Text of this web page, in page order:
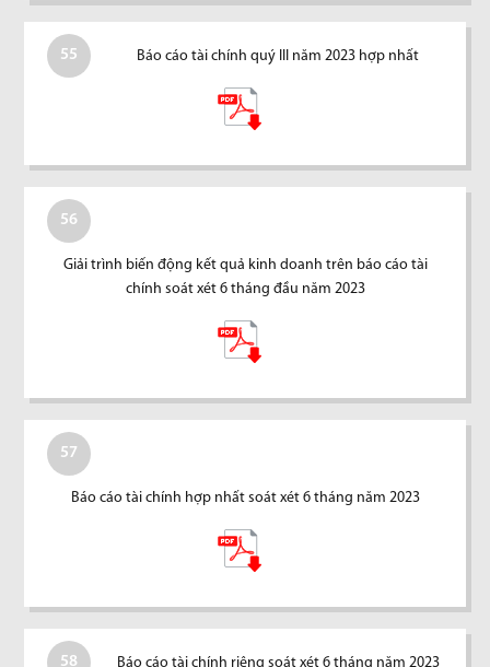
55 Báo cáo tài chính quý III năm 2023 hợp nhất
56
Giải trình biến động kết quả kinh doanh trên báo cáo tài
chính soát xét 6 tháng đầu năm 2023
57
Báo cáo tài chính hợp nhất soát xét 6 tháng năm 2023
58 Báo cáo tài chính riêng soát xét 6 tháng năm 2023